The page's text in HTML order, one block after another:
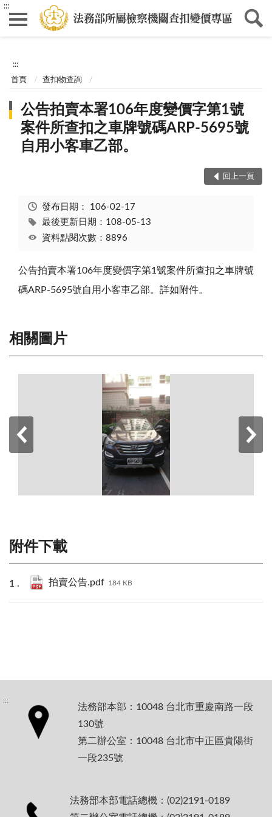
:::
:::
首頁 查扣物查詢
公告拍賣本署106年度變價字第1號
案件所查扣之車牌號碼ARP-5695號
自用小客車乙部。
回上一頁
發布日期： 106-02-17
最後更新日期：108-05-13
資料點閱次數：8896
公告拍賣本署106年度變價字第1號案件所查扣之車牌號
碼ARP-5695號自用小客車乙部。詳如附件。
相關圖片
附件下載
拍賣公告.pdf 184 KB
:::
法務部本部：10048 台北市重慶南路一段
130號
第二辦公室：10048 台北市中正區貴陽街
一段235號
法務部本部電話總機：(02)2191-0189